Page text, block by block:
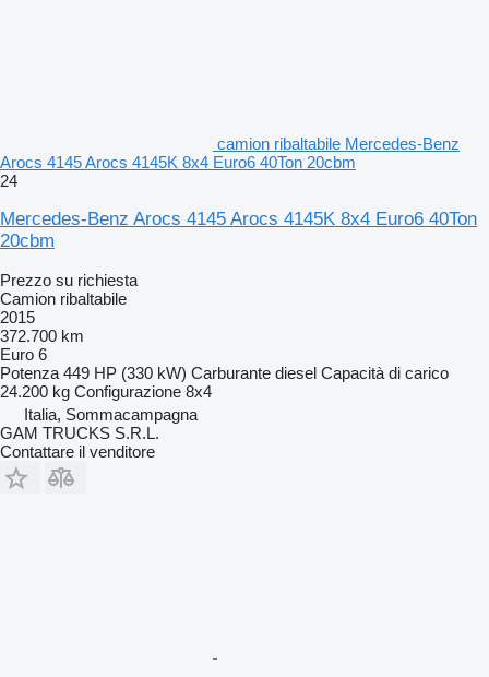
camion ribaltabile Mercedes-Benz
Arocs 4145 Arocs 4145K 8x4 Euro6 40Ton 20cbm
24
Mercedes-Benz Arocs 4145 Arocs 4145K 8x4 Euro6 40Ton
20cbm
Prezzo su richiesta
Camion ribaltabile
2015
372.700 km
Euro 6
Potenza 449 HP (330 kW) Carburante diesel Capacità di carico
24.200 kg Configurazione 8x4
Italia, Sommacampagna
GAM TRUCKS S.R.L.
Contattare il venditore